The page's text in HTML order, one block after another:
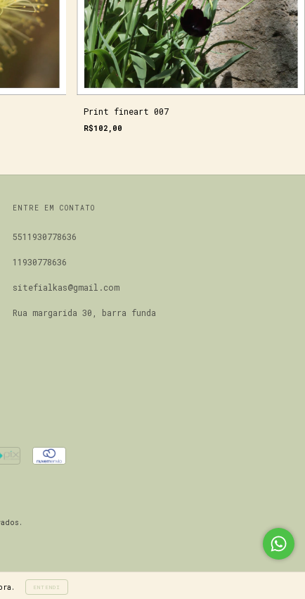
ENTENDI
Print fineart 007
R$102,00
ENTRE EM CONTATO
5511930778636
11930778636
sitefialkas@gmail.com
Rua margarida 30, barra funda